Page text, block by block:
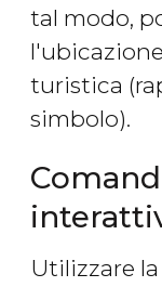
tal modo,
turistica
simbolo).
Utilizzare